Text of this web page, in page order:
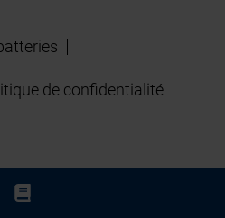
de confidentialité